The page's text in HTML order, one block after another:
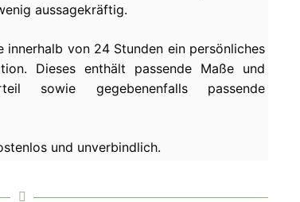
aussagekräftig.
innerhalb von 24 Stunden ein persönliches
Dieses enthält passende Maße und
sowie gegebenenfalls passende
und unverbindlich.